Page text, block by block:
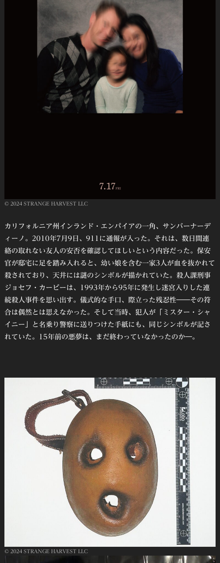
© 2024 STRANGE HARVEST LLC
カリフォルニア州インランド・エンパイアの一角、サンバーナーデ
ィーノ。2010年7月9日、911に通報が入った。それは、数日間連
絡の取れない友人の安否を確認してほしいという内容だった。保安
官が邸宅に足を踏み入れると、幼い娘を含む一家3人が血を抜かれて
殺されており、天井には謎のシンボルが描かれていた。殺人課刑事
ジョセフ・カービーは、1993年から95年に発生し迷宮入りした連
続殺人事件を思い出す。儀式的な手口、際立った残忍性――その符
合は偶然とは思えなかった。そして当時、犯人が「ミスター・シャ
イニー」と名乗り警察に送りつけた手紙にも、同じシンボルが記さ
れていた。15年前の悪夢は、まだ終わっていなかったのか―。
© 2024 STRANGE HARVEST LLC